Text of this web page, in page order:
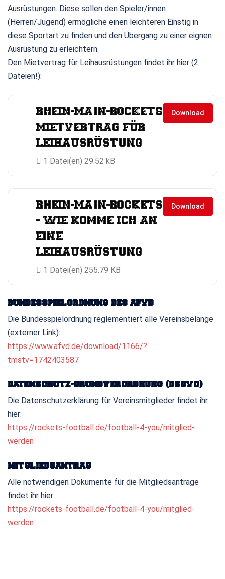
Ausrüstungen. Diese sollen den Spieler/innen
(Herren/Jugend) ermögliche einen leichteren Einstig in
diese Sportart zu finden und den Übergang zu einer eignen
Ausrüstung zu erleichtern.
Den Mietvertrag für Leihausrüstungen findet ihr hier (2
Dateien!):
RHEIN-MAIN-ROCKETS
MIETVERTRAG FÜR
LEIHAUSRÜSTUNG
1 Datei(en) 29.52 kB
Download
RHEIN-MAIN-ROCKETS
- WIE KOMME ICH AN
EINE
LEIHAUSRÜSTUNG
1 Datei(en) 255.79 KB
Download
BUNDESSPIELORDNUNG DES AFVD
Die Bundesspielordnung reglementiert alle Vereinsbelange
(externer Link):
https://www.afvd.de/download/1166/?
tmstv=1742403587
DATENSCHUTZ-GRUNDVERORDNUNG (DSGVO)
Die Datenschutzerklärung für Vereinsmitglieder findet ihr
hier:
https://rockets-football.de/football-4-you/mitglied-
werden
MITGLIEDSANTRAG
Alle notwendigen Dokumente für die Mitgliedsanträge
findet ihr hier:
https://rockets-football.de/football-4-you/mitglied-
werden